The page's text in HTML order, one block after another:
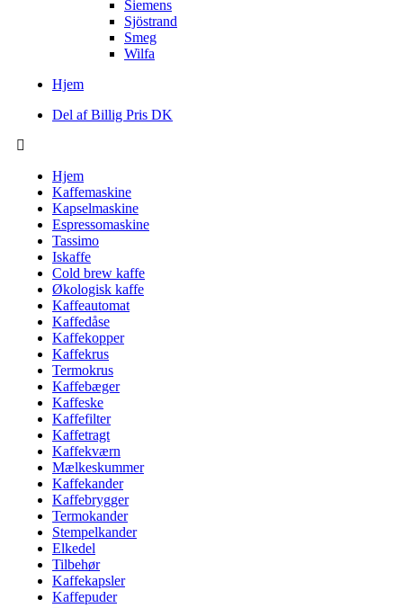
Siemens
Sjöstrand
Smeg
Wilfa
Hjem
Del af Billig Pris DK
Hjem
Kaffemaskine
Kapselmaskine
Espressomaskine
Tassimo
Iskaffe
Cold brew kaffe
Økologisk kaffe
Kaffeautomat
Kaffedåse
Kaffekopper
Kaffekrus
Termokrus
Kaffebæger
Kaffeske
Kaffefilter
Kaffetragt
Kaffekværn
Mælkeskummer
Kaffekander
Kaffebrygger
Termokander
Stempelkander
Elkedel
Tilbehør
Kaffekapsler
Kaffepuder